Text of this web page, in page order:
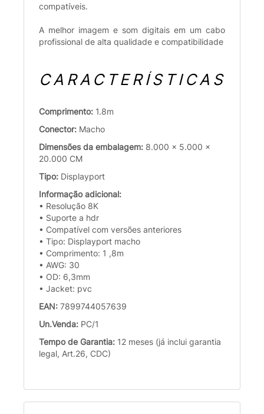
compatíveis.
A melhor imagem e som digitais em um cabo
profissional de alta qualidade e compatibilidade
CARACTERÍSTICAS
Comprimento: 1.8m
Conector: Macho
Dimensões da embalagem: 8.000 x 5.000 x
20.000 CM
Tipo: Displayport
Informação adicional:
• Resolução 8K
• Suporte a hdr
• Compatível com versões anteriores
• Tipo: Displayport macho
• Comprimento: 1 ,8m
• AWG: 30
• OD: 6,3mm
• Jacket: pvc
EAN: 7899744057639
Un.Venda: PC/1
Tempo de Garantia: 12 meses (já inclui garantia
legal, Art.26, CDC)